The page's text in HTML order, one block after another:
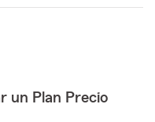
un Plan Precio